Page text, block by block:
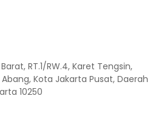
RT.1/RW.4, Karet Tengsin,
Kota Jakarta Pusat, Daerah
10250